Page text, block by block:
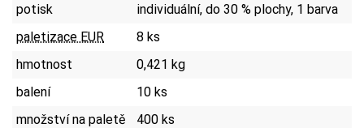
potisk
individuální, do 30 % plochy, 1 barva
paletizace EUR
8 ks
hmotnost
0,421 kg
balení
10 ks
množství na paletě
400 ks